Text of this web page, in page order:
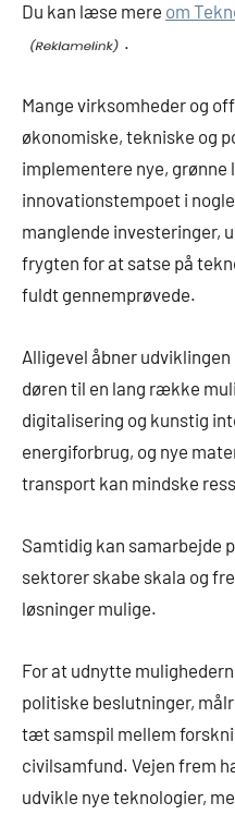
Du kan læse mere om
.
Mange virksomheder og
økonomiske, tekniske og
implementere nye, grønne
innovationstempoet i
manglende investeringer,
frygten for at satse på
fuldt gennemprøvede.
Alligevel åbner
døren til en lang række
digitalisering og kunstig
energiforbrug, og nye
transport kan mindske
Samtidig kan samarbejde
sektorer skabe skala og
løsninger mulige.
For at udnytte
politiske beslutninger,
tæt samspil mellem
civilsamfund. Vejen frem
udvikle nye teknologier,